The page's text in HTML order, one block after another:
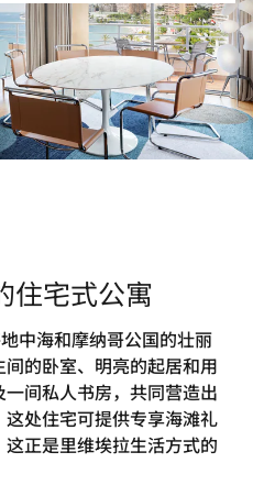
住宅式公寓
中海和摩纳哥公国的壮丽
的卧室、明亮的起居和用
间私人书房，共同营造出
处住宅可提供专享海滩礼
正是里维埃拉生活方式的